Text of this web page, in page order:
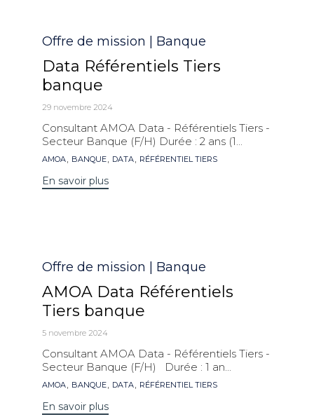
Catégorie
Offre de mission | Banque
Data Référentiels Tiers
banque
29 novembre 2024
Consultant AMOA Data - Référentiels Tiers -
Secteur Banque (F/H) Durée : 2 ans (1...
Mots
AMOA, BANQUE, DATA, RÉFÉRENTIEL TIERS
En savoir plus
Catégorie
Offre de mission | Banque
AMOA Data Référentiels
Tiers banque
5 novembre 2024
Consultant AMOA Data - Référentiels Tiers -
Secteur Banque (F/H) Durée : 1 an...
Mots
AMOA, BANQUE, DATA, RÉFÉRENTIEL TIERS
En savoir plus